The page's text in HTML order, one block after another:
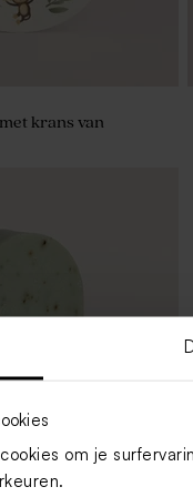
om je
krans van